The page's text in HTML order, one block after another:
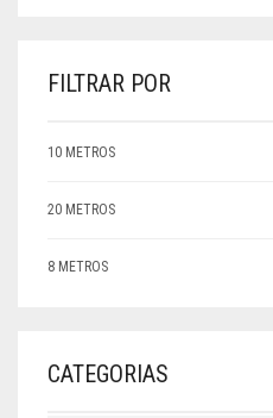
FILTRAR POR
10 METROS
20 METROS
8 METROS
CATEGORIAS